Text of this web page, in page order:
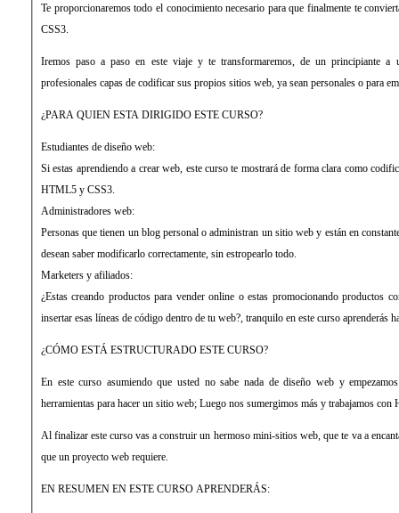
Te proporcionaremos todo el conocimiento necesario para que finalmente te
CSS3.
Iremos paso a paso en este viaje y te transformaremos, de un principiante a un diseñador de páginas web
profesionales capas de codificar sus propios sitios web, ya sean personales o para
¿PARA QUIEN ESTA DIRIGIDO ESTE CURSO?
Estudiantes de diseño web:
Si estas aprendiendo a crear web, este curso te mostrará de forma clara como codificar desde 0 tu sitio web usando
HTML5 y CSS3.
Administradores web:
Personas que tienen un blog personal o administran un sitio web y están en
desean saber modificarlo correctamente, sin estropearlo todo.
Marketers y afiliados:
¿Estas creando productos para vender online o estas promocionando productos como afiliados y no sabes
insertar esas líneas de código dentro de tu web?, tranquilo en este curso
¿CÓMO ESTÁ ESTRUCTURADO ESTE CURSO?
En este curso asumiendo que usted no sabe nada de diseño web y empezamos por enseñarte las principales
herramientas para hacer un sitio web; Luego nos sumergimos más y trabajamos
Al finalizar este curso vas a construir un hermoso mini-sitios web, que te va a encantar. Con todas las características
que un proyecto web requiere.
EN RESUMEN EN ESTE CURSO APRENDERÁS: